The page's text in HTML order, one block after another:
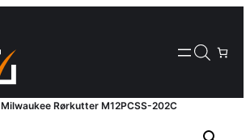
Milwaukee Rørkutter M12PCSS-202C